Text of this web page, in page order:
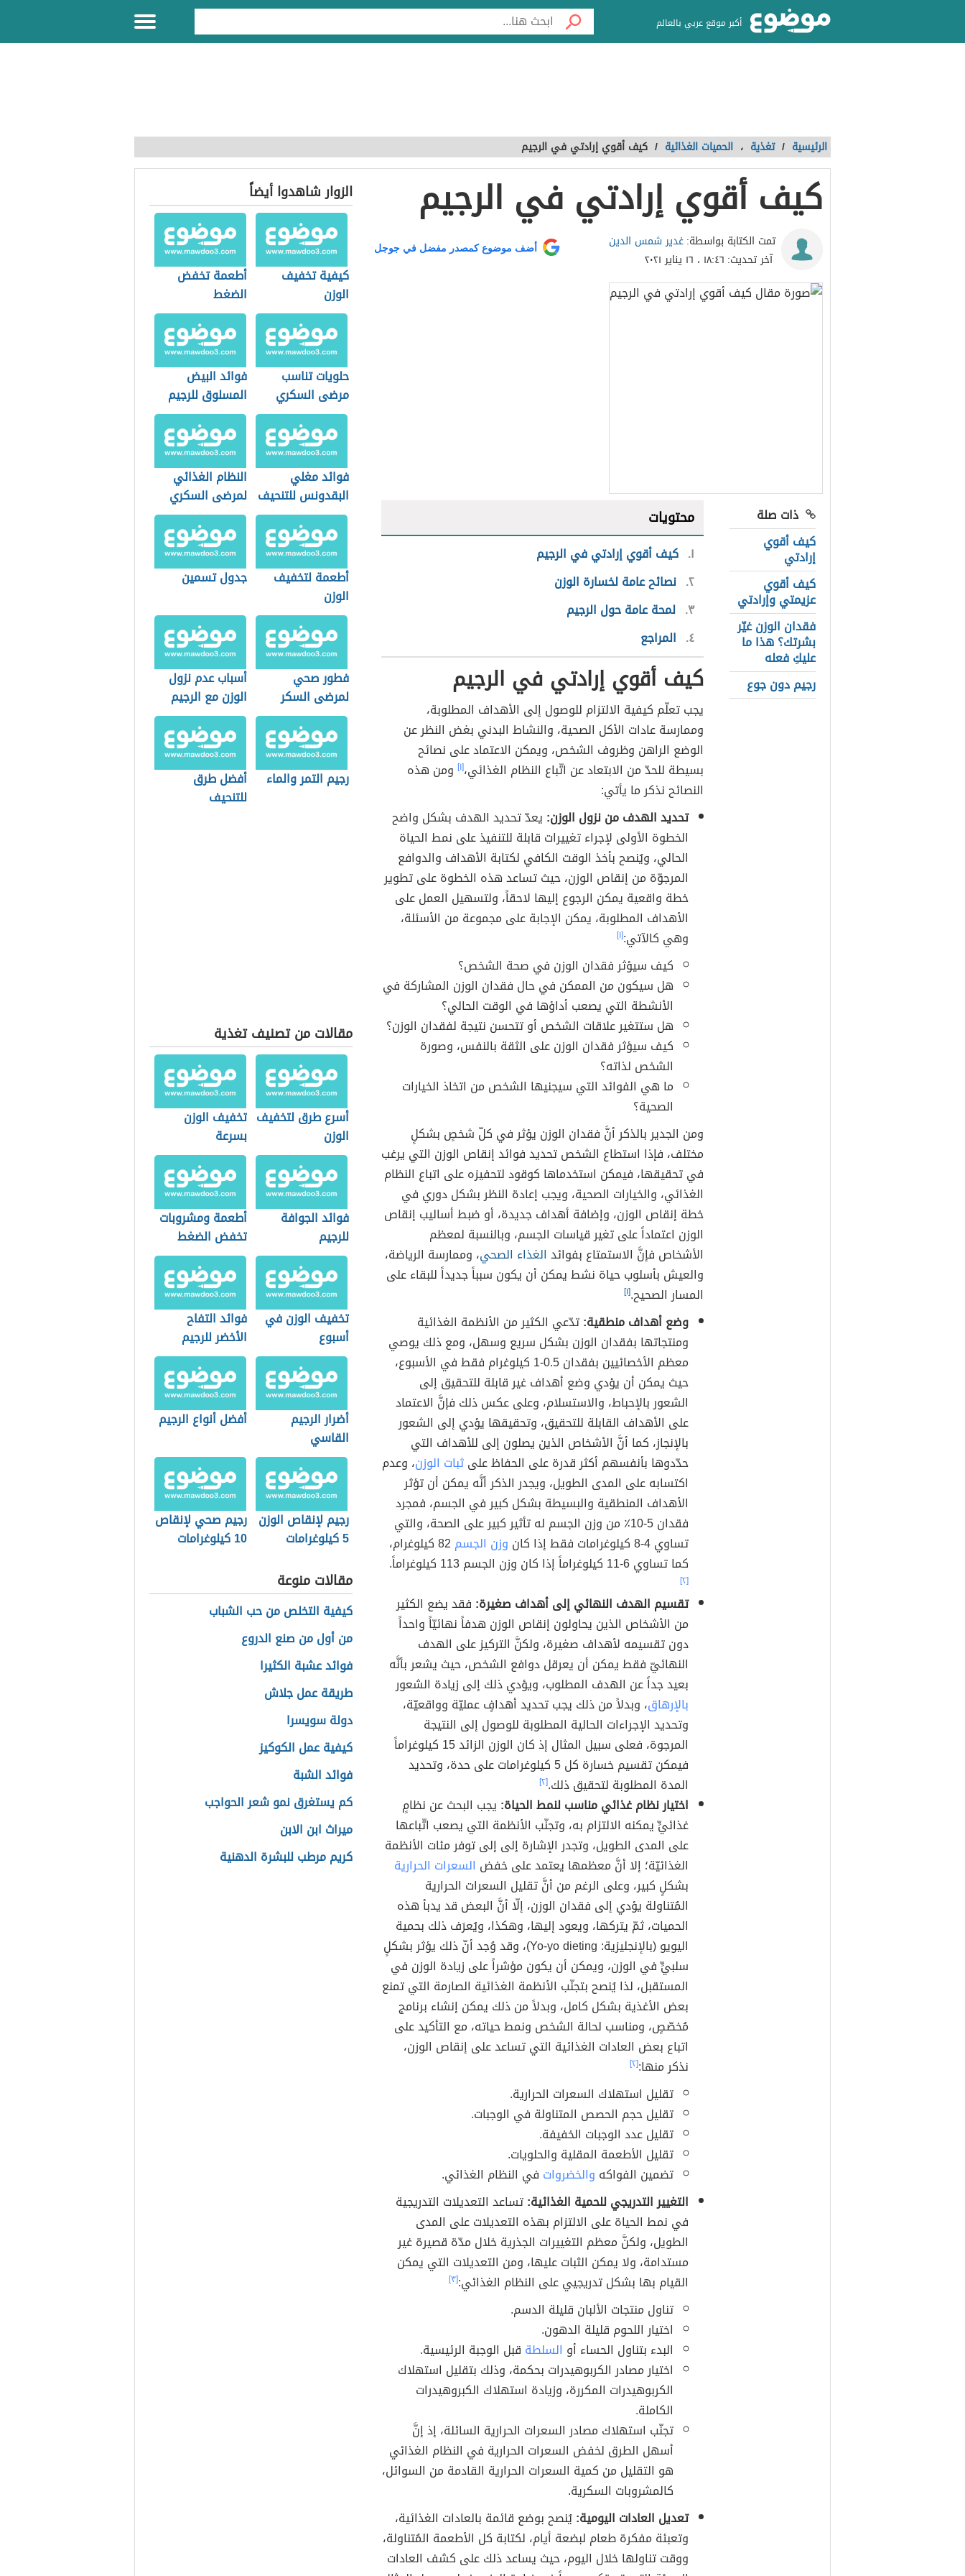
أكبر موقع عربي بالعالم
الرئيسية / تغذية ، الحميات الغذائية / كيف أقوي إرادتي في الرجيم
كيف أقوي إرادتي في الرجيم
تمت الكتابة بواسطة:غدير شمس الدين
آخر تحديث: ١٨:٤٦ ، ١٦ يناير ٢٠٢١
أضف موضوع كمصدر مفضل في جوجل
ذات صلة
كيف أقوي
إرادتي
كيف أقوي
عزيمتي وإرادتي
فقدان الوزن غيّر
بشرتك؟ هذا ما
عليكِ فعله
رجيم دون جوع
محتويات
١ كيف أقوي إرادتي في الرجيم
٢ نصائح عامة لخسارة الوزن
٣ لمحة عامة حول الرجيم
٤ المراجع
كيف أقوي إرادتي في الرجيم
يجب تعلّم كيفية الالتزام للوصول إلى الأهداف المطلوبة،
وممارسة عادات الأكل الصحية، والنشاط البدني بغض النظر عن
الوضع الراهن وظروف الشخص، ويمكن الاعتماد على نصائح
بسيطة للحدّ من الابتعاد عن اتّباع النظام الغذائي،[١] ومن هذه
النصائح نذكر ما يأتي:
تحديد الهدف من نزول الوزن: يعدّ تحديد الهدف بشكل واضح
الخطوة الأولى لإجراء تغييرات قابلة للتنفيذ على نمط الحياة
الحالي، ويُنصح بأخذ الوقت الكافي لكتابة الأهداف والدوافع
المرجوّة من إنقاص الوزن، حيث تساعد هذه الخطوة على تطوير
خطة واقعية يمكن الرجوع إليها لاحقاً، ولتسهيل العمل على
الأهداف المطلوبة، يمكن الإجابة على مجموعة من الأسئلة،
وهي كالآتي:[١]
كيف سيؤثر فقدان الوزن في صحة الشخص؟
هل سيكون من الممكن في حال فقدان الوزن المشاركة في
الأنشطة التي يصعب أداؤها في الوقت الحالي؟
هل ستتغير علاقات الشخص أو تتحسن نتيجة لفقدان الوزن؟
كيف سيؤثر فقدان الوزن على الثقة بالنفس، وصورة
الشخص لذاته؟
ما هي الفوائد التي سيجنيها الشخص من اتخاذ الخيارات
الصحية؟
ومن الجدير بالذكر أنَّ فقدان الوزن يؤثر في كلّ شخصٍ بشكلٍ
مختلف، فإذا استطاع الشخص تحديد فوائد إنقاص الوزن التي يرغب
في تحقيقها، فيمكن استخدماها كوقود لتحفيزه على اتباع النظام
الغذائي، والخيارات الصحية، ويجب إعادة النظر بشكل دوري في
خطة إنقاص الوزن، وإضافة أهداف جديدة، أو ضبط أساليب إنقاص
الوزن اعتماداً على تغير قياسات الجسم، وبالنسبة لمعظم
الأشخاص فإنَّ الاستمتاع بفوائد الغذاء الصحي، وممارسة الرياضة،
والعيش بأسلوب حياة نشط يمكن أن يكون سبباً جديداً للبقاء على
المسار الصحيح.[١]
وضع أهداف منطقية:تدّعي الكثير من الأنظمة الغذائية
ومنتجاتها بفقدان الوزن بشكل سريع وسهل، ومع ذلك يوصي
معظم الأخصائيين بفقدان 0.5-1 كيلوغرام فقط في الأسبوع،
حيث يمكن أن يؤدي وضع أهداف غير قابلة للتحقيق إلى
الشعور بالإحباط، والاستسلام، وعلى عكس ذلك فإنَّ الاعتماد
على الأهداف القابلة للتحقيق، وتحقيقها يؤدي إلى الشعور
بالإنجاز، كما أنَّ الأشخاص الذين يصلون إلى للأهداف التي
حدّدوها بأنفسهم أكثر قدرة على الحفاظ علىثبات الوزن، وعدم
اكتسابه على المدى الطويل، ويجدر الذكر أنَّه يمكن أن تؤثر
الأهداف المنطقية والبسيطة بشكل كبير في الجسم، فمجرد
فقدان 5-10٪ من وزن الجسم له تأثير كبير على الصحة، والتي
تساوي 4-8 كيلوغرامات فقط إذا كان
وزن الجسم
82 كيلوغرام،
كما تساوي 6-11 كيلوغراماً إذا كان وزن الجسم 113 كيلوغراماً.
[٢]
تقسيم الهدف النهائي إلى أهداف صغيرة: فقد يضع الكثير
من الأشخاص الذين يحاولون إنقاص الوزن هدفاً نهائيّاً واحداً
دون تقسيمه لأهداف صغيرة، ولكنَّ التركيز على الهدف
النهائيّ فقط يمكن أن يعرقل دوافع الشخص، حيث يشعر بأنَّه
بعيد جداً عن الهدف المطلوب، ويؤدي ذلك إلى زيادة الشعور
بالإرهاق، وبدلاً من ذلك يجب تحديد أهدافٍ عمليّة وواقعيّة،
وتحديد الإجراءات الحالية المطلوبة للوصول إلى النتيجة
المرجوة، فعلى سبيل المثال إذ كان الوزن الزائد 15 كيلوغراماً
فيمكن تقسيم خسارة كل 5 كيلوغرامات على حدة، وتحديد
المدة المطلوبة لتحقيق ذلك.[٢]
اختيار نظام غذائي مناسب لنمط الحياة: يجب البحث عن نظامٍ
غذائيٍّ يمكنه الالتزام به، وتجنّب الأنظمة التي يصعب اتّباعها
على المدى الطويل، وتجدر الإشارة إلى إلى توفر مئات الأنظمة
الغذائيّة؛ إلا أنَّ معظمها يعتمد على خفض السعرات الحرارية
بشكلٍ كبير، وعلى الرغم من أنَّ تقليل السعرات الحرارية
المُتناولة يؤدي إلى فقدان الوزن، إلّا أنَّ البعض قد يدبأ هذه
الحميات، ثمّ يتركها، ويعود إليها، وهكذا، ويُعرَف ذلك بحمية
اليويو (بالإنجليزية: Yo-yo dieting)، وقد وُجد أنّ ذلك يؤثر بشكلٍ
سلبيٍّ في الوزن، ويمكن أن يكون مؤشراً على زيادة الوزن في
المستقبل، لذا يُنصح بتجنّب الأنظمة الغذائية الصارمة التي تمنع
بعض الأغذية بشكل كامل، وبدلاً من ذلك يمكن إنشاء برنامج
مُخصّصٍ، ومناسب لحالة الشخص ونمط حياته، مع التأكيد على
اتباع بعض العادات الغذائية التي تساعد على إنقاص الوزن،
نذكر منها:[٢]
تقليل استهلاك السعرات الحرارية.
تقليل حجم الحصص المتناولة في الوجبات.
تقليل عدد الوجبات الخفيفة.
تقليل الأطعمة المقلية والحلويات.
تضمين الفواكه والخضروات في النظام الغذائي.
التغيير التدريجي للحمية الغذائية:تساعد التعديلات التدريجية
في نمط الحياة على الالتزام بهذه التعديلات على المدى
الطويل، ولكنَّ معظم التغييرات الجذرية خلال مدّة قصيرة غير
مستدامة، ولا يمكن الثبات عليها، ومن التعديلات التي يمكن
القيام بها بشكل تدريجيي على النظام الغذائي:[٣]
تناول منتجات الألبان قليلة الدسم.
اختيار اللحوم قليلة الدهون.
البدء بتناول الحساء أو السلطة قبل الوجبة الرئيسية.
اختيار مصادر الكربوهيدرات بحكمة، وذلك بتقليل استهلاك
الكربوهيدرات المكررة، وزيادة استهلاك الكبروهيدرات
الكاملة.
تجنّب استهلاك مصادر السعرات الحرارية السائلة، إذ إنَّ
أسهل الطرق لخفض السعرات الحرارية في النظام الغذائي
هو التقليل من كمية السعرات الحرارية القادمة من السوائل،
كالمشروبات السكرية.
تعديل العادات اليومية:يُنصح بوضع قائمة بالعادات الغذائية،
وتعبئة مفكرة طعام لبضعة أيام، لكتابة كل الأطعمة المُتناولة،
ووقت تناولها خلال اليوم، حيث يساعد ذلك على كشف العادات
الزوار شاهدوا أيضاً
كيفية تخفيف
الوزن
أطعمة تخفض
الضغط
حلويات تناسب
مرضى السكري
فوائد البيض
المسلوق للرجيم
فوائد مغلي
البقدونس للتنحيف
النظام الغذائي
لمرضى السكري
أطعمة لتخفيف
الوزن
جدول تسمين
فطور صحي
لمرضى السكر
أسباب عدم نزول
الوزن مع الرجيم
رجيم التمر والماء
أفضل طرق
للتنحيف
مقالات من تصنيف تغذية
أسرع طرق لتخفيف
الوزن
تخفيف الوزن
بسرعة
فوائد الجوافة
للرجيم
أطعمة ومشروبات
تخفض الضغط
تخفيف الوزن في
أسبوع
فوائد التفاح
الأخضر للرجيم
أضرار الرجيم
القاسي
أفضل أنواع الرجيم
رجيم لإنقاص الوزن
5 كيلوغرامات
رجيم صحي لإنقاص
10 كيلوغرامات
مقالات منوعة
كيفية التخلص من حب الشباب
من أول من صنع الدروع
فوائد عشبة الكثيرا
طريقة عمل جلاش
دولة سويسرا
كيفية عمل الكوكيز
فوائد الشبة
كم يستغرق نمو شعر الحواجب
ميراث ابن الابن
كريم مرطب للبشرة الدهنية